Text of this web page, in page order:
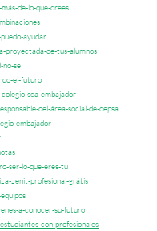
de-lo-que-crees
ayudar
de-tus-alumnos
se
el-futuro
sea-embajador
del-área-social-de-cepsa
embajador
ser-lo-que-eres-tu
zenit-profesional-grátis
a-conocer-su-futuro
con-profesionales